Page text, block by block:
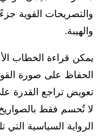
والتصريحات القوية
والهيبة.
يمكن قراءة الخطاب
الحفاظ على صورة القوة
تعويض تراجع
لا تُحسم فقط
الرواية السياسية التي